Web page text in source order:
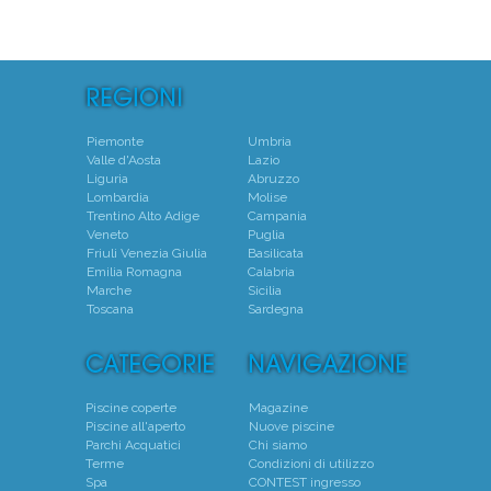
Piemonte
Valle d'Aosta
Liguria
Lombardia
Trentino Alto Adige
Veneto
Friuli Venezia Giulia
Emilia Romagna
Marche
Toscana
Umbria
Lazio
Abruzzo
Molise
Campania
Puglia
Basilicata
Calabria
Sicilia
Sardegna
Piscine coperte
Piscine all'aperto
Parchi Acquatici
Terme
Spa
Magazine
Nuove piscine
Chi siamo
Condizioni di utilizzo
CONTEST ingresso